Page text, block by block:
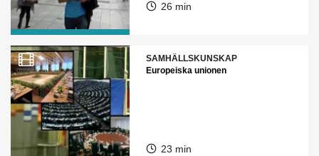
26 min
SAMHÄLLSKUNSKAP
Europeiska unionen
23 min